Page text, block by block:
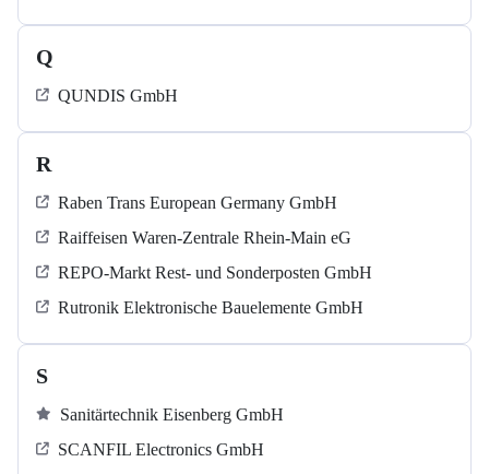
Q
QUNDIS GmbH
R
Raben Trans European Germany GmbH
Raiffeisen Waren-Zentrale Rhein-Main eG
REPO-Markt Rest- und Sonderposten GmbH
Rutronik Elektronische Bauelemente GmbH
S
Sanitärtechnik Eisenberg GmbH
SCANFIL Electronics GmbH